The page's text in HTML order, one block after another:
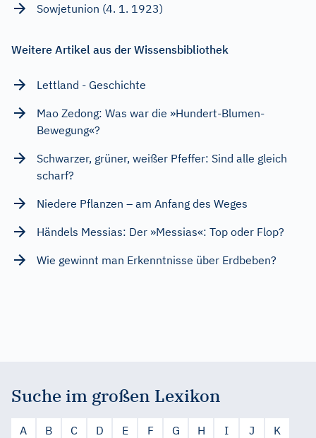
Sowjetunion (4. 1. 1923)
Weitere Artikel aus der Wissensbibliothek
Lettland - Geschichte
Mao Zedong: Was war die »Hundert-Blumen-
Bewegung«?
Schwarzer, grüner, weißer Pfeffer: Sind alle gleich
scharf?
Niedere Pflanzen – am Anfang des Weges
Händels Messias: Der »Messias«: Top oder Flop?
Wie gewinnt man Erkenntnisse über Erdbeben?
Suche im großen Lexikon
A B C D E F G H I J
K